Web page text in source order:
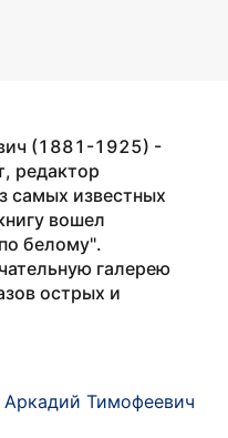
(1881-1925) -
редактор
самых известных
вошел
белому".
галерею
острых и
Аркадий Тимофеевич